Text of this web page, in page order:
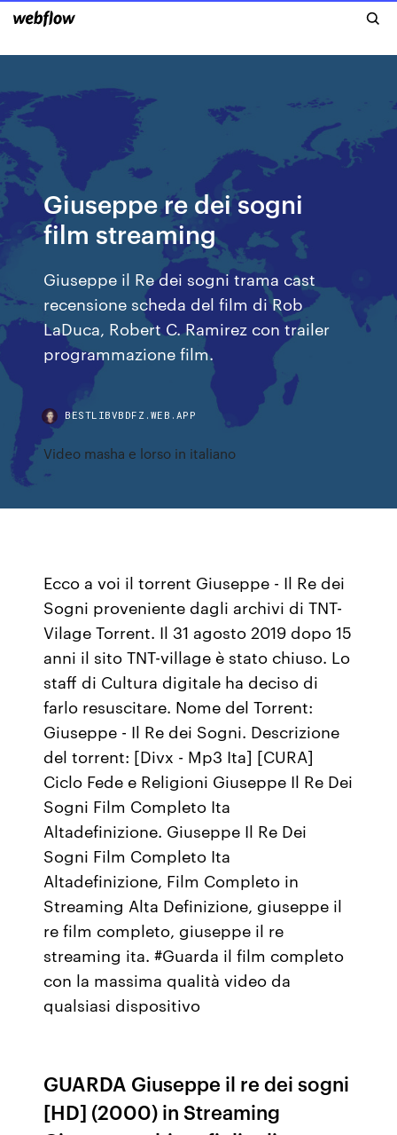
Giuseppe re dei sogni
film streaming
Giuseppe il Re dei sogni trama cast
recensione scheda del film di Rob
LaDuca, Robert C. Ramirez con trailer
programmazione film.
BESTLIBVBDFZ.WEB.APP
Video masha e lorso in italiano
Ecco a voi il torrent Giuseppe - Il Re dei
Sogni proveniente dagli archivi di TNT-
Vilage Torrent. Il 31 agosto 2019 dopo 15
anni il sito TNT-village è stato chiuso. Lo
staff di Cultura digitale ha deciso di
farlo resuscitare. Nome del Torrent:
Giuseppe - Il Re dei Sogni. Descrizione
del torrent: [Divx - Mp3 Ita] [CURA]
Ciclo Fede e Religioni Giuseppe Il Re Dei
Sogni Film Completo Ita
Altadefinizione. Giuseppe Il Re Dei
Sogni Film Completo Ita
Altadefinizione, Film Completo in
Streaming Alta Definizione, giuseppe il
re film completo, giuseppe il re
streaming ita. #Guarda il film completo
con la massima qualità video da
qualsiasi dispositivo
GUARDA Giuseppe il re dei sogni
[HD] (2000) in Streaming